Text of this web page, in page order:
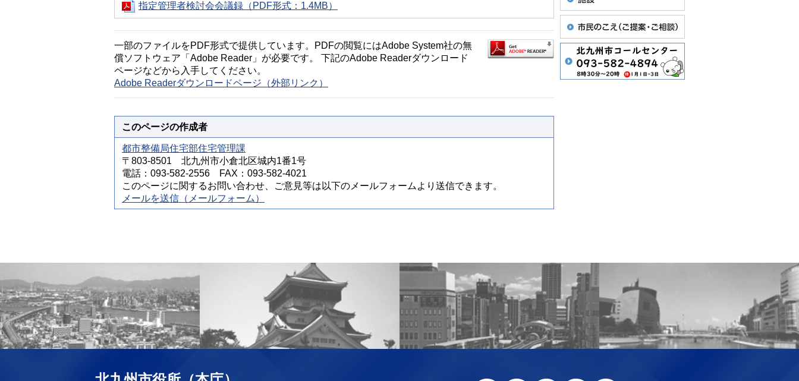
指定管理者検討会会議録（PDF形式：1.4MB）
一部のファイルをPDF形式で提供しています。PDFの閲覧にはAdobe System社の無
償ソフトウェア「Adobe Reader」が必要です。 下記のAdobe Readerダウンロード
ページなどから入手してください。
Adobe Readerダウンロードページ（外部リンク）
このページの作成者
都市整備局住宅部住宅管理課
〒803-8501 北九州市小倉北区城内1番1号
電話：093-582-2556 FAX：093-582-4021
このページに関するお問い合わせ、ご意見等は以下のメールフォームより送信できます。
メールを送信（メールフォーム）